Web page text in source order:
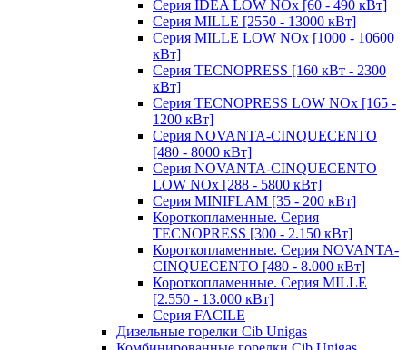
Серия IDEA LOW NOx [60 - 490 кВт]
Серия MILLE [2550 - 13000 кВт]
Серия MILLE LOW NOx [1000 - 10600
кВт]
Серия TECNOPRESS [160 кВт - 2300
кВт]
Серия TECNOPRESS LOW NOx [165 -
1200 кВт]
Серия NOVANTA-CINQUECENTO
[480 - 8000 кВт]
Серия NOVANTA-CINQUECENTO
LOW NOx [288 - 5800 кВт]
Серия MINIFLAM [35 - 200 кВт]
Короткопламенные. Серия
TECNOPRESS [300 - 2.150 кВт]
Короткопламенные. Серия NOVANTA-
CINQUECENTO [480 - 8.000 кВт]
Короткопламенные. Серия MILLE
[2.550 - 13.000 кВт]
Серия FACILE
Дизельные горелки Cib Unigas